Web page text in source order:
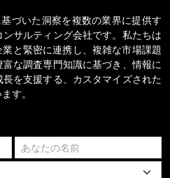
づいた洞察を複数の業界に提供す
サルティング会社です。私たちは
と緊密に連携し、複雑な市場課題
な調査専門知識に基づき、情報に
を支援する、カスタマイズされた
す。